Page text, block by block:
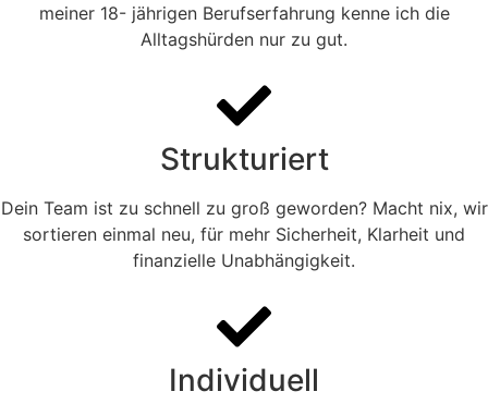
meiner 18- jährigen Berufserfahrung kenne ich die
Alltagshürden nur zu gut.
Strukturiert
Dein Team ist zu schnell zu groß geworden? Macht nix, wir
sortieren einmal neu, für mehr Sicherheit, Klarheit und
finanzielle Unabhängigkeit.
Individuell